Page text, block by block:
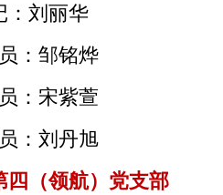
：刘丽华
：邹铭烨
：宋紫萱
：刘丹旭
四
（领航） 党支部